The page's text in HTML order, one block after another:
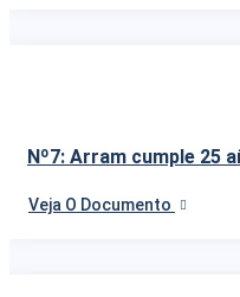
Nº7: Arram cumple 25
Veja O Documento